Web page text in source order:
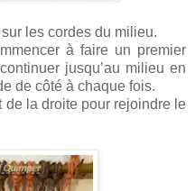
les cordes du milieu.
à faire un premier
jusqu’au milieu en
de côté à chaque fois.
de la droite pour rejoindre le